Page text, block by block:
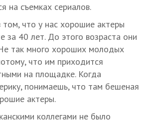
на съемках сериалов.
что у нас хорошие актеры
за 40 лет. До этого возраста они
так много хороших молодых
что им приходится
на площадке. Когда
понимаешь, что там бешеная
актеры.
коллегами не было